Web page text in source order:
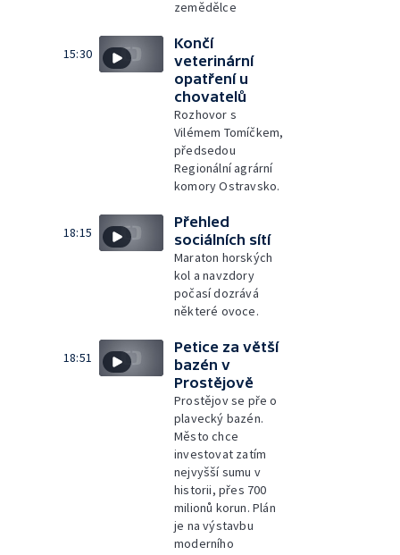
zemědělce
15:30
Končí
veterinární
opatření u
chovatelů
Rozhovor s
Vilémem Tomíčkem,
předsedou
Regionální agrární
komory Ostravsko.
18:15
Přehled
sociálních sítí
Maraton horských
kol a navzdory
počasí dozrává
některé ovoce.
18:51
Petice za větší
bazén v
Prostějově
Prostějov se pře o
plavecký bazén.
Město chce
investovat zatím
nejvyšší sumu v
historii, přes 700
milionů korun. Plán
je na výstavbu
moderního